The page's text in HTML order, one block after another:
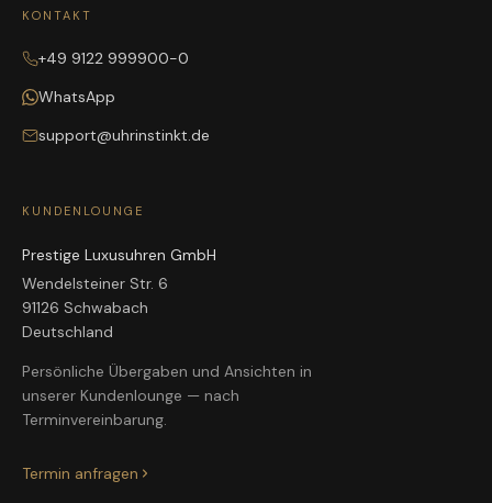
KONTAKT
+49 9122 999900-0
WhatsApp
support@uhrinstinkt.de
KUNDENLOUNGE
Prestige Luxusuhren GmbH
Wendelsteiner Str. 6
91126 Schwabach
Deutschland
Persönliche Übergaben und Ansichten in
unserer Kundenlounge — nach
Terminvereinbarung.
Termin anfragen